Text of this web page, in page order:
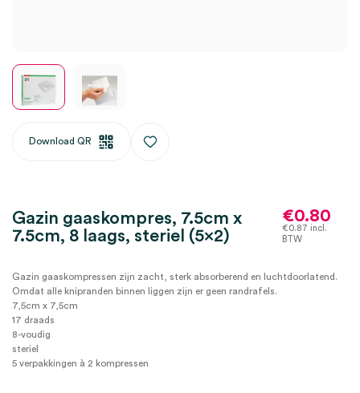
Download QR
Gazin gaaskompres, 7.5cm x
7.5cm, 8 laags, steriel (5×2)
€0.80
€0.87 incl.
BTW
Gazin gaaskompressen zijn zacht, sterk absorberend en luchtdoorlatend.
Omdat alle knipranden binnen liggen zijn er geen randrafels.
7,5cm x 7,5cm
17 draads
8-voudig
steriel
5 verpakkingen à 2 kompressen